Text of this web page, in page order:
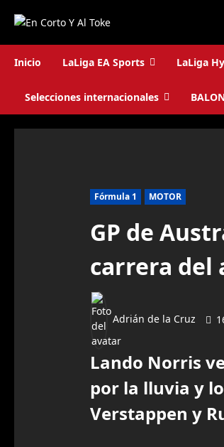
Inicio
LaLiga EA Sports LaLiga
Selecciones internacionales
Fórmula 1 MOTOR
GP de
carrera del
Adrián de la Cruz
Lando Norris
por la lluvia y
Verstappen y